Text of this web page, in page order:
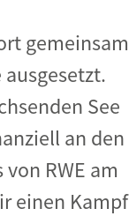
gemeinsam
See
an den
RWE am
einen Kampf